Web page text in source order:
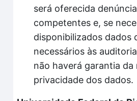
será oferecida
competentes e, se
disponibilizados dados
necessários às
não haverá garantia da
privacidade dos dados.